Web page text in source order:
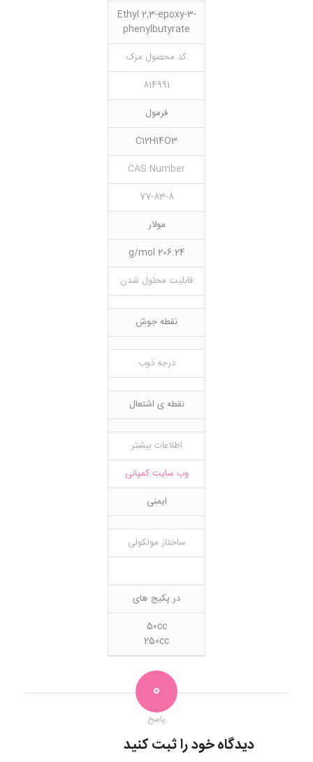
Ethyl 2,3-epoxy-3-
phenylbutyrate
کد محصول مرک
814991
فرمول
C12H14O3
CAS Number
77-83-8
مولار
206.24 g/mol
قابلیت محلول شدن
نقطه جوش
درجه ذوب
نقطه ی اشتعال
اطلاعات بیشتر
وب سایت کمپانی
ایمنی
ساختار مولکولی
در پکیج های
50cc
250cc
0
پاسخ
دیدگاه خود را ثبت کنید